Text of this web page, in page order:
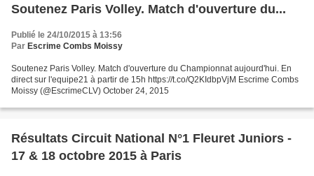
Soutenez Paris Volley. Match d'ouverture du...
Publié le 24/10/2015 à 13:56
Par Escrime Combs Moissy
Soutenez Paris Volley. Match d'ouverture du Championnat aujourd'hui. En
direct sur l'equipe21 à partir de 15h https://t.co/Q2KIdbpVjM Escrime Combs
Moissy (@EscrimeCLV) October 24, 2015
Résultats Circuit National N°1 Fleuret Juniors -
17 & 18 octobre 2015 à Paris